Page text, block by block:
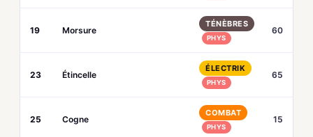
19 Morsure
TÉNÈBRES
PHYS
60
23 Étincelle
ÉLECTRIK
PHYS
65
25 Cogne
COMBAT
PHYS
15